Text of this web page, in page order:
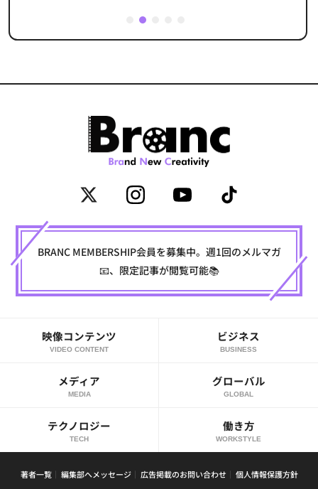
2
BRANC MEMBERSHIP会員を募集中。週1回のメルマガ
📧、限定記事が閲覧可能📚
映像コンテンツ
VIDEO CONTENT
ビジネス
BUSINESS
メディア
MEDIA
グローバル
GLOBAL
テクノロジー
TECH
働き方
WORKSTYLE
著者一覧 編集部へメッセージ 広告掲載のお問い合わせ
個人情報保護方針